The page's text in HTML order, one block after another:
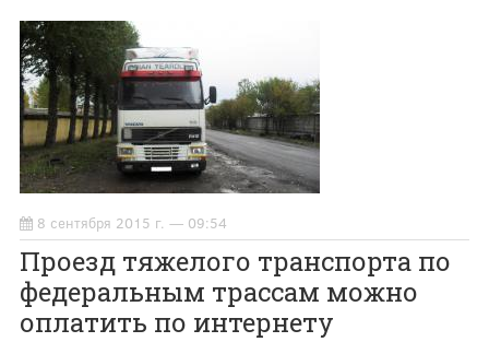
8 сентября 2015 г. — 09:54
Проезд тяжелого транспорта по
федеральным трассам можно
оплатить по интернету